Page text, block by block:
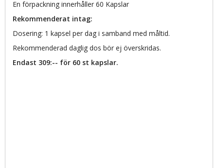
En förpackning innerhåller 60 Kapslar
Rekommenderat intag:
Dosering: 1 kapsel per dag i samband med måltid.
Rekommenderad daglig dos bör ej överskridas.
Endast 309:-- för 60 st kapslar.